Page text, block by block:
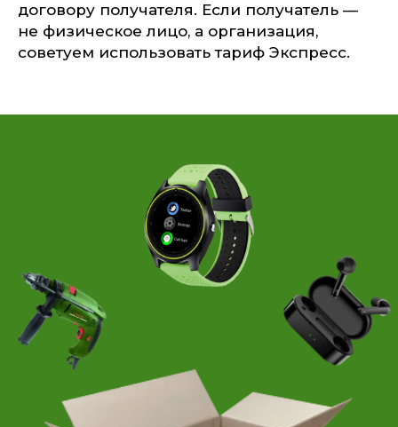
договору получателя. Если получатель —
не физическое лицо, а организация,
советуем использовать тариф Экспресс.
ОСТАЛИСЬ ВОПРОСЫ
ПО ДОСТАВКЕ
НА ФУЛФИЛМЕНТУ?